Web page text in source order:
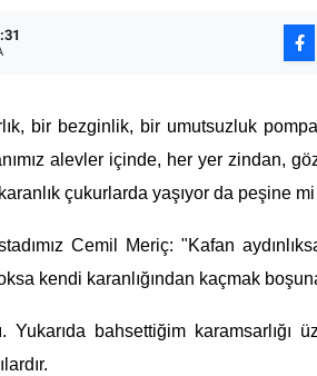
bir bezginlik, bir umutsuzluk
alevler içinde, her yer zindan,
çukurlarda yaşıyor da peşine
Cemil Meriç: "Kafan
kendi karanlığından kaçmak
Yukarıda bahsettiğim karamsarlığı